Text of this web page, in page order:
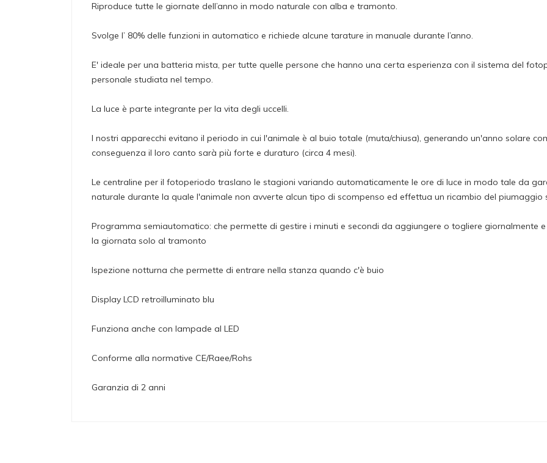
Riproduce tutte le giornate dell’anno in modo naturale con alba e tramonto.
Svolge l’ 80% delle funzioni in automatico e richiede alcune tarature in manuale durante l’anno.
E' ideale per una batteria mista, per tutte quelle persone che hanno una certa esperienza con il sistema del
personale studiata nel tempo.
La luce è parte integrante per la vita degli uccelli.
I nostri apparecchi evitano il periodo in cui l'animale è al buio totale (muta/chiusa), generando un'anno solare
conseguenza il loro canto sarà più forte e duraturo (circa 4 mesi).
Le centraline per il fotoperiodo traslano le stagioni variando automaticamente le ore di luce in modo tale da
naturale durante la quale l'animale non avverte alcun tipo di scompenso ed effettua un ricambio del
Programma semiautomatico: che permette di gestire i minuti e secondi da aggiungere o togliere giornalmente
la giornata solo al tramonto
Ispezione notturna che permette di entrare nella stanza quando c'è buio
Display LCD retroilluminato blu
Funziona anche con lampade al LED
Conforme alla normative CE/Raee/Rohs
Garanzia di 2 anni